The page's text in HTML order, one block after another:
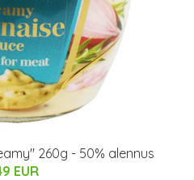
260g - 50% alennus
EUR